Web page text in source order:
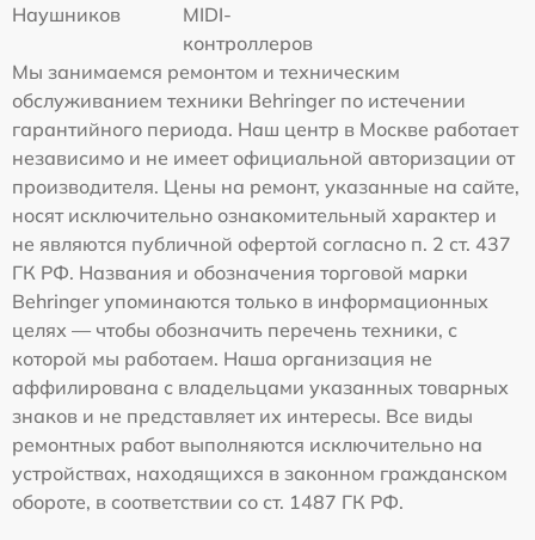
Наушников
MIDI-
контроллеров
Мы занимаемся ремонтом и техническим
обслуживанием техники Behringer по истечении
гарантийного периода. Наш центр в Москве работает
независимо и не имеет официальной авторизации от
производителя. Цены на ремонт, указанные на сайте,
носят исключительно ознакомительный характер и
не являются публичной офертой согласно п. 2 ст. 437
ГК РФ. Названия и обозначения торговой марки
Behringer упоминаются только в информационных
целях — чтобы обозначить перечень техники, с
которой мы работаем. Наша организация не
аффилирована с владельцами указанных товарных
знаков и не представляет их интересы. Все виды
ремонтных работ выполняются исключительно на
устройствах, находящихся в законном гражданском
обороте, в соответствии со ст. 1487 ГК РФ.